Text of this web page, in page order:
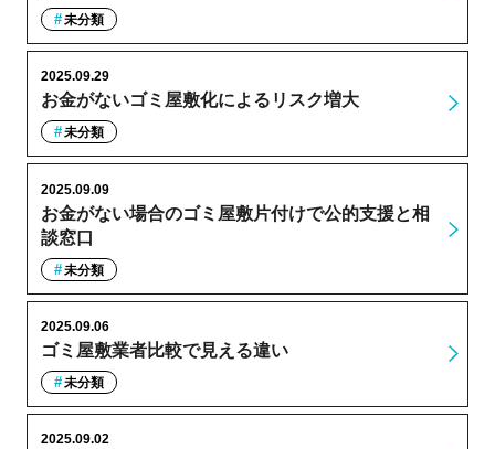
未分類
お金がないゴミ屋敷化によるリスク増大
2025.09.29
未分類
お金がない場合のゴミ屋敷片付けで公的支援と相
談窓口
2025.09.09
未分類
ゴミ屋敷業者比較で見える違い
2025.09.06
未分類
2025.09.02